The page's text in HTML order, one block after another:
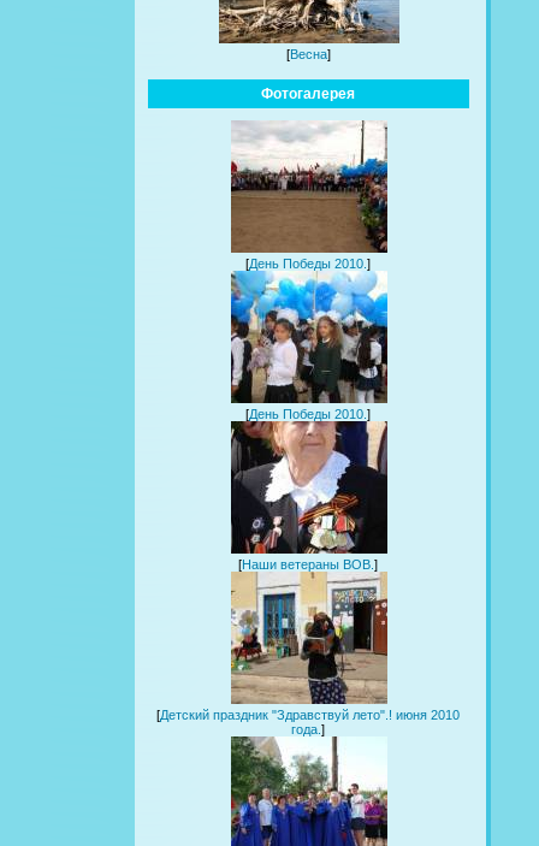
[Весна]
Фотогалерея
[День Победы 2010.]
[День Победы 2010.]
[Наши ветераны ВОВ.]
[Детский праздник "Здравствуй лето".! июня 2010
года.]